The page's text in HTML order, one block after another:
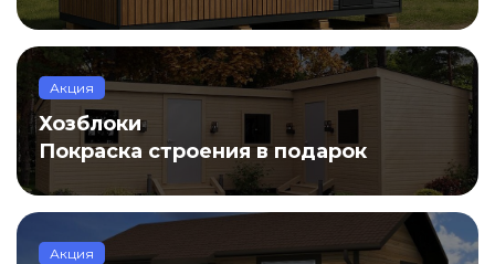
Акция
Хозблоки
Покраска строения в подарок
Акция